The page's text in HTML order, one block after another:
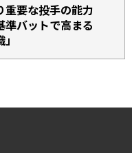
重要な投手の能力
準バットで高まる